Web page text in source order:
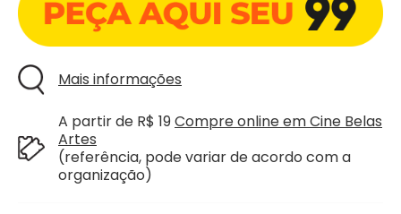
Mais informações
A partir de R$ 19Compre online em Cine Belas
Artes
(referência, pode variar de acordo com a
organização)